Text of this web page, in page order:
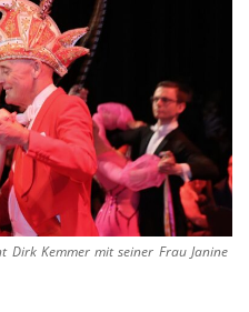
Dirk Kemmer mit seiner Frau Janine